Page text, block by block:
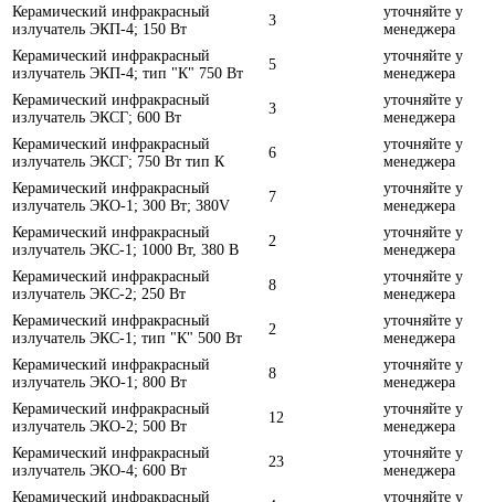
Керамический инфракрасный
излучатель ЭКП-4; 150 Вт
3
уточняйте у
менеджера
Керамический инфракрасный
излучатель ЭКП-4; тип "К" 750 Вт
5
уточняйте у
менеджера
Керамический инфракрасный
излучатель ЭКСГ; 600 Вт
3
уточняйте у
менеджера
Керамический инфракрасный
излучатель ЭКСГ; 750 Вт тип К
6
уточняйте у
менеджера
Керамический инфракрасный
излучатель ЭКО-1; 300 Вт; 380V
7
уточняйте у
менеджера
Керамический инфракрасный
излучатель ЭКС-1; 1000 Вт, 380 В
2
уточняйте у
менеджера
Керамический инфракрасный
излучатель ЭКС-2; 250 Вт
8
уточняйте у
менеджера
Керамический инфракрасный
излучатель ЭКС-1; тип "К" 500 Вт
2
уточняйте у
менеджера
Керамический инфракрасный
излучатель ЭКО-1; 800 Вт
8
уточняйте у
менеджера
Керамический инфракрасный
излучатель ЭКО-2; 500 Вт
12
уточняйте у
менеджера
Керамический инфракрасный
излучатель ЭКО-4; 600 Вт
23
уточняйте у
менеджера
Керамический инфракрасный
уточняйте у